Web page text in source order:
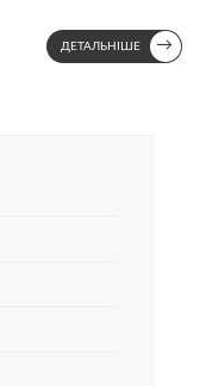
ДЕТАЛЬНІШЕ →